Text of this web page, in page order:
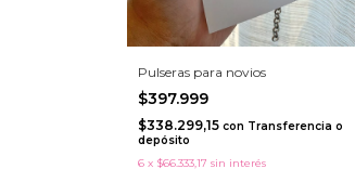
Pulseras para novios
$397.999
$338.299,15 con Transferencia o
depósito
6 x $66.333,17 sin interés